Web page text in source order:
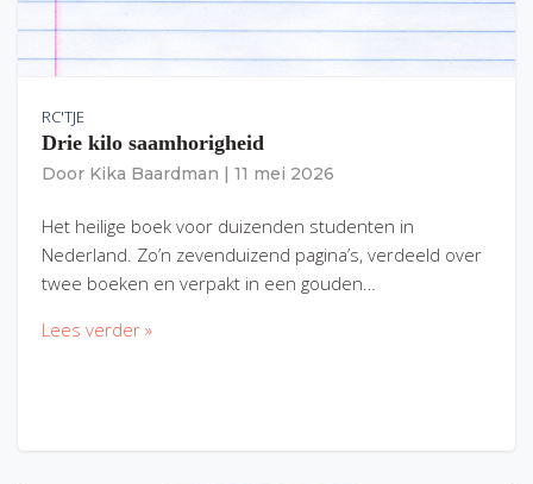
RC'TJE
Drie kilo saamhorigheid
Door Kika Baardman 11 mei 2026
Het heilige boek voor duizenden studenten in
Nederland. Zo’n zevenduizend pagina’s, verdeeld over
twee boeken en verpakt in een gouden…
Lees verder »